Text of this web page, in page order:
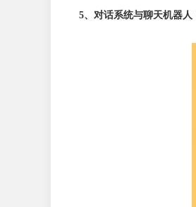
5、对话系统与聊天机器人